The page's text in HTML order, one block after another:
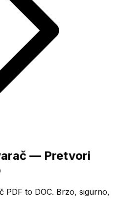
— Pretvori
PDF to DOC. Brzo, sigurno,